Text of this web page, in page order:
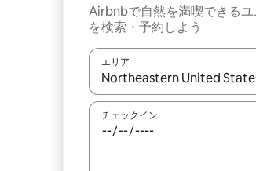
Airbnbで自然を満喫できる
を検索・予約しよう
エリア
検索結果が表示されたら、上
チェックイン